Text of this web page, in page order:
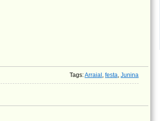
Tags:Arraial , festa, Junina